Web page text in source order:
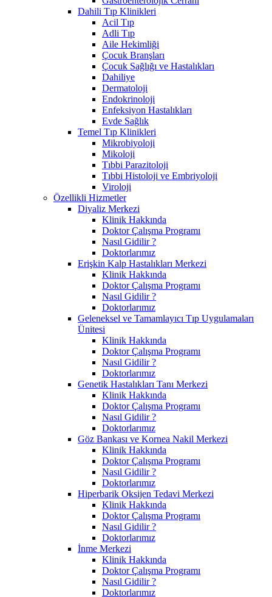
Dahili Tıp Klinikleri
Acil Tıp
Adli Tıp
Aile Hekimliği
Çocuk Branşları
Çocuk Sağlığı ve Hastalıkları
Dahiliye
Dermatoloji
Endokrinoloji
Enfeksiyon Hastalıkları
Evde Sağlık
Temel Tıp Klinikleri
Mikrobiyoloji
Mikoloji
Tıbbi Parazitoloji
Tıbbi Histoloji ve Embriyoloji
Viroloji
Özellikli Hizmetler
Diyaliz Merkezi
Klinik Hakkında
Doktor Çalışma Programı
Nasıl Gidilir ?
Doktorlarımız
Erişkin Kalp Hastalıkları Merkezi
Klinik Hakkında
Doktor Çalışma Programı
Nasıl Gidilir ?
Doktorlarımız
Geleneksel ve Tamamlayıcı Tıp Uygulamaları
Ünitesi
Klinik Hakkında
Doktor Çalışma Programı
Nasıl Gidilir ?
Doktorlarımız
Genetik Hastalıkları Tanı Merkezi
Klinik Hakkında
Doktor Çalışma Programı
Nasıl Gidilir ?
Doktorlarımız
Göz Bankası ve Kornea Nakil Merkezi
Klinik Hakkında
Doktor Çalışma Programı
Nasıl Gidilir ?
Doktorlarımız
Hiperbarik Oksijen Tedavi Merkezi
Klinik Hakkında
Doktor Çalışma Programı
Nasıl Gidilir ?
Doktorlarımız
İnme Merkezi
Klinik Hakkında
Doktor Çalışma Programı
Nasıl Gidilir ?
Doktorlarımız